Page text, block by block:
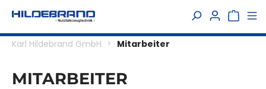
springen
Karl Hildebrand GmbH Mitarbeiter
MITARBEITER